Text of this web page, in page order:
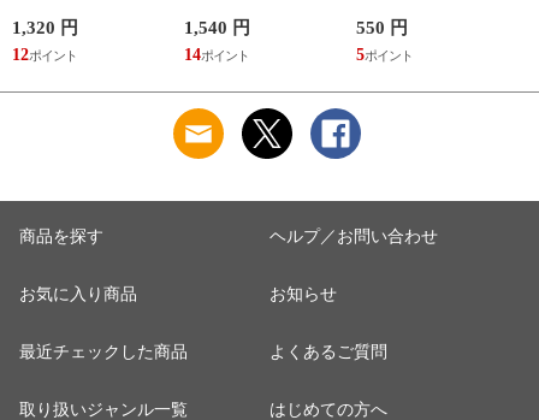
1,320 円
12
1,540 円
14
550 円
5
商品を探す
お気に入り商品
最近チェックした商品
取り扱いジャンル一覧
ヘルプ／お問い合わせ
お知らせ
よくあるご質問
はじめての方へ